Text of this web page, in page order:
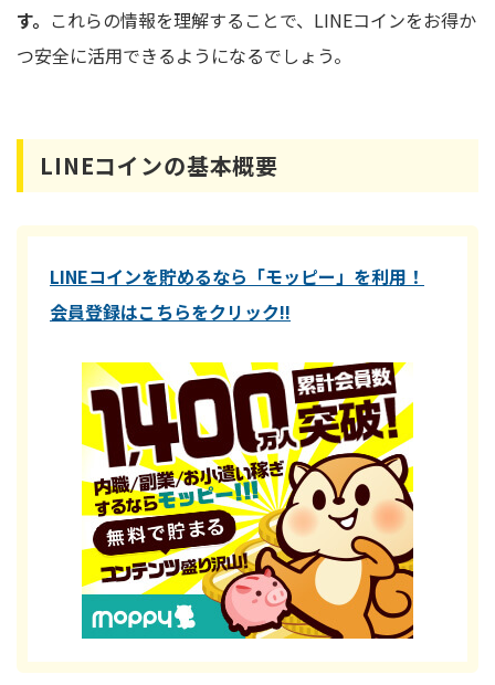
す。 これらの情報を理解することで、LINEコインをお得か
つ安全に活用できるようになるでしょう。
LINEコインの基本概要
LINEコインを貯めるなら「モッピー」を利用！
会員登録はこちらをクリック!!